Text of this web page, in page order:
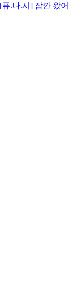
[퓨.나.시] 잠깐 왔어